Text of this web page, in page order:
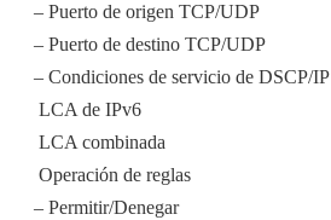
– Puerto de origen TCP/UDP
– Puerto de destino TCP/UDP
– Condiciones de servicio de DSCP/IP
 LCA de IPv6
 LCA combinada
 Operación de reglas
– Permitir/Denegar